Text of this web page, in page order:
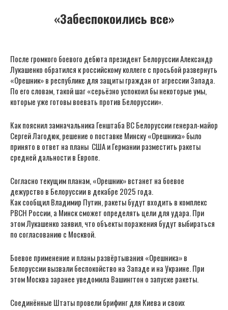
«Забеспокоились все»
После громкого боевого дебюта президент Белоруссии Александр
Лукашенко обратился к российскому коллеге с просьбой развернуть
«Орешник» в республике для защиты граждан от агрессии Запада.
По его словам, такой шаг «серьёзно успокоил бы некоторые умы,
которые уже готовы воевать против Белоруссии».
Как пояснил замначальника Генштаба ВС Белоруссии генерал-майор
Сергей Лагодюк, решение о поставке Минску «Орешника» было
принято в ответ на планы США и Германии разместить ракеты
средней дальности в Европе.
Согласно текущим планам, «Орешник» встанет на боевое
дежурство в Белоруссии в декабре 2025 года.
Как сообщил Владимир Путин, ракеты будут входить в комплекс
РВСН России, а Минск сможет определять цели для удара. При
этом Лукашенко заявил, что объекты поражения будут выбираться
по согласованию с Москвой.
Боевое применение и планы развёртывания «Орешника» в
Белоруссии вызвали беспокойство на Западе и на Украине. При
этом Москва заранее уведомила Вашингтон о запуске ракеты.
Соединённые Штаты провели брифинг для Киева и своих